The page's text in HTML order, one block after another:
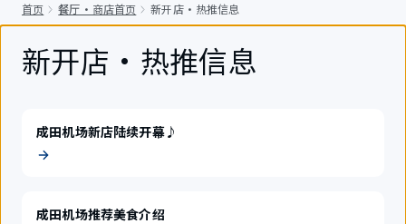
首页 餐厅・商店首页 新开店・热推信息
新开店・热推信息
成田机场新店陆续开幕♪
成田机场推荐美食介绍